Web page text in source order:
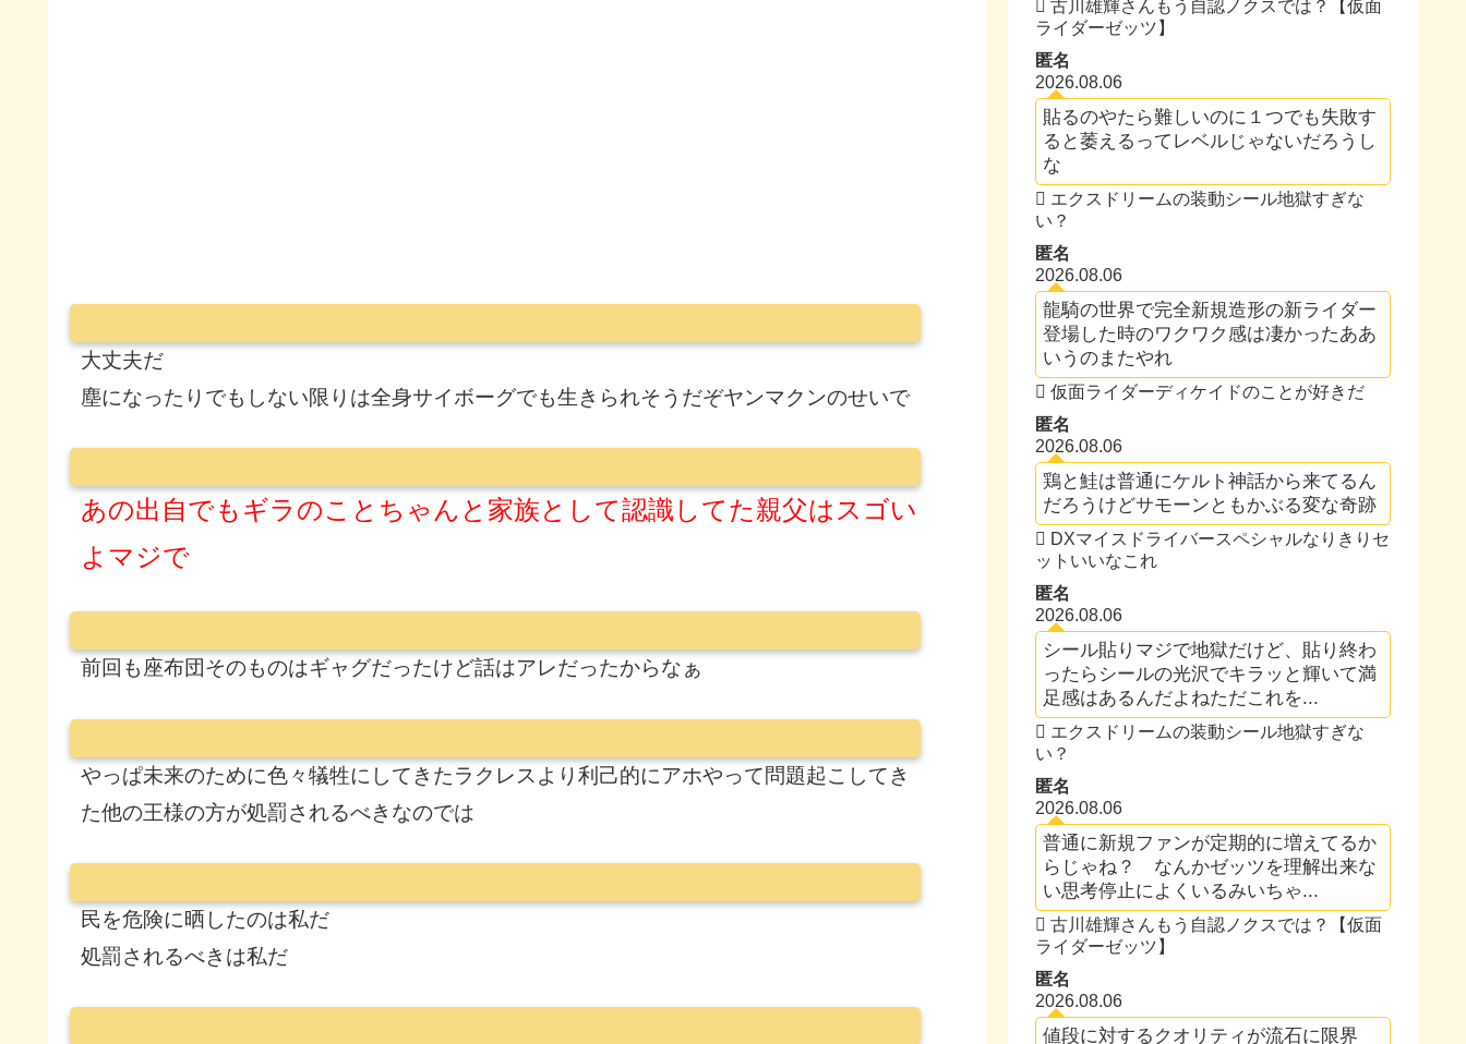
大丈夫だ
塵になったりでもしない限りは全身サイボーグでも生きられそうだぞヤンマクンのせいで
あの出自でもギラのことちゃんと家族として認識してた親父はスゴい
よマジで
前回も座布団そのものはギャグだったけど話はアレだったからなぁ
やっぱ未来のために色々犠牲にしてきたラクレスより利己的にアホやって問題起こしてき
た他の王様の方が処罰されるべきなのでは
民を危険に晒したのは私だ
処罰されるべきは私だ
古川雄輝さんもう自認ノクスでは？【仮面
ライダーゼッツ】
匿名
2026.08.06
貼るのやたら難しいのに１つでも失敗す
ると萎えるってレベルじゃないだろうし
な
エクスドリームの装動シール地獄すぎな
い？
匿名
2026.08.06
龍騎の世界で完全新規造形の新ライダー
登場した時のワクワク感は凄かったああ
いうのまたやれ
仮面ライダーディケイドのことが好きだ
匿名
2026.08.06
鶏と鮭は普通にケルト神話から来てるん
だろうけどサモーンともかぶる変な奇跡
DXマイスドライバースペシャルなりきりセ
ットいいなこれ
匿名
2026.08.06
シール貼りマジで地獄だけど、貼り終わ
ったらシールの光沢でキラッと輝いて満
足感はあるんだよねただこれを...
エクスドリームの装動シール地獄すぎな
い？
匿名
2026.08.06
普通に新規ファンが定期的に増えてるか
らじゃね？ なんかゼッツを理解出来な
い思考停止によくいるみいちゃ...
古川雄輝さんもう自認ノクスでは？【仮面
ライダーゼッツ】
匿名
2026.08.06
値段に対するクオリティが流石に限界